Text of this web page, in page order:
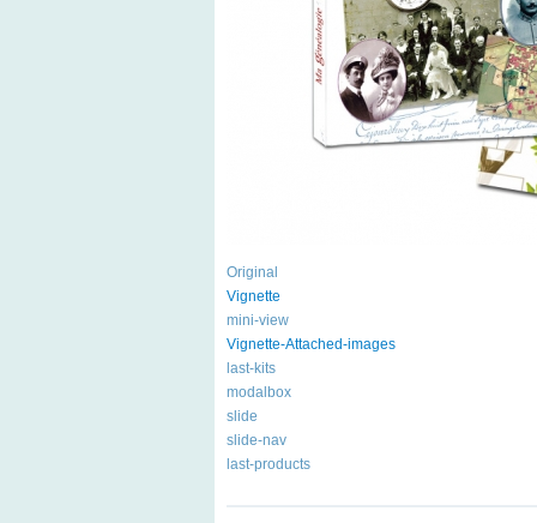
Original
Vignette
mini-view
Vignette-Attached-images
last-kits
modalbox
slide
slide-nav
last-products